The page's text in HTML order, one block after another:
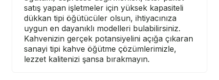
satış yapan işletmeler için yüksek kapasiteli
dükkan tipi öğütücüler olsun, ihtiyacınıza
uygun en dayanıklı modelleri bulabilirsiniz.
Kahvenizin gerçek potansiyelini açığa çıkaran
sanayi tipi kahve öğütme çözümlerimizle,
lezzet kalitenizi şansa bırakmayın.